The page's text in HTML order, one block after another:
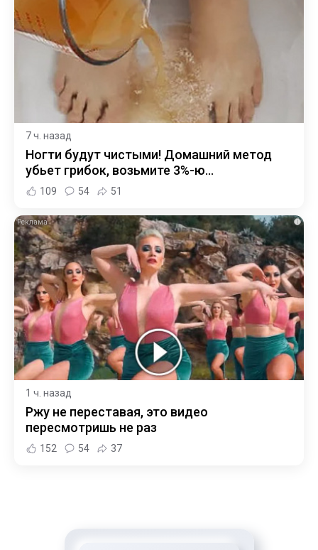
7 ч. назад
Ногти будут чистыми! Домашний метод
убьет грибок, возьмите 3%-ю…
109 54 51
i
1 ч. назад
Ржу не переставая, это видео
пересмотришь не раз
152 54 37